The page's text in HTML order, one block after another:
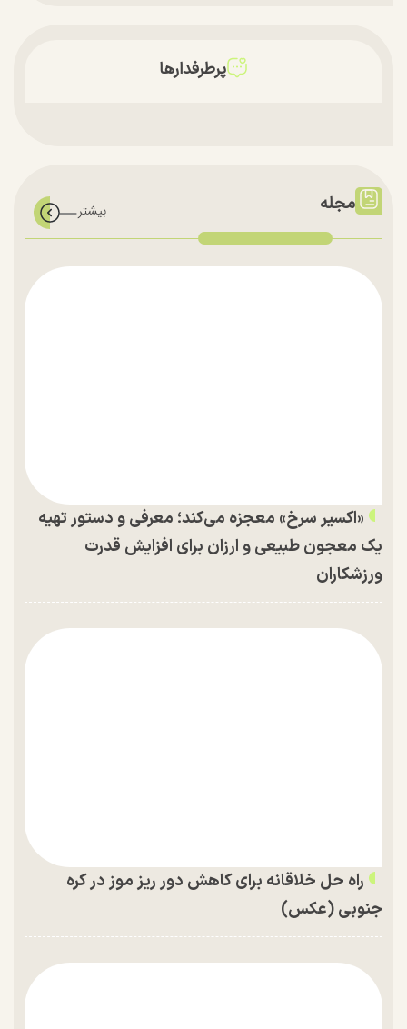
پرطرفدارها
مجله
«اکسیر سرخ» معجزه می‌کند؛ معرفی و دستور تهیه
یک معجون طبیعی و ارزان برای افزایش قدرت
ورزشکاران
راه حل خلاقانه برای کاهش دور ریز موز در کره
جنوبی (عکس)